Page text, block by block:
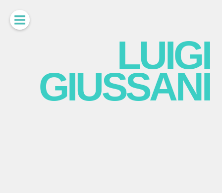
LUIGI
GIUSSANI
scritti